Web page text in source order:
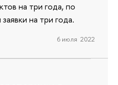
на три года, по
на три года.
6 июля 2022